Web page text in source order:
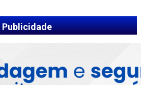
Publicidade